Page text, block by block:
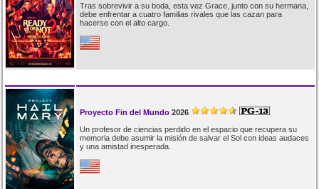
Tras sobrevivir a su boda, esta vez Grace, junto con su hermana,
debe enfrentar a cuatro familias rivales que las cazan para
hacerse con el alto cargo.
Proyecto Fin del Mundo 2026
Un profesor de ciencias perdido en el espacio que recupera su
memoria debe asumir la misión de salvar el Sol con ideas audaces
y una amistad inesperada.